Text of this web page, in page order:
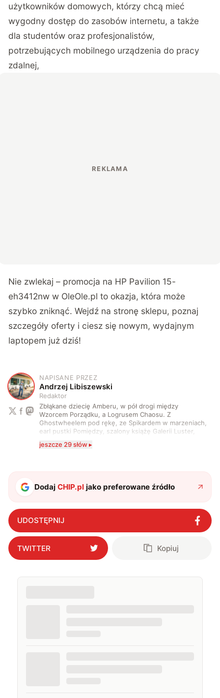
użytkowników domowych, którzy chcą mieć
wygodny dostęp do zasobów internetu, a także
dla studentów oraz profesjonalistów,
potrzebujących mobilnego urządzenia do pracy
zdalnej,
Nie zwlekaj – promocja na HP Pavilion 15-
eh3412nw w OleOle.pl to okazja, która może
szybko zniknąć. Wejdź na stronę sklepu, poznaj
szczegóły oferty i ciesz się nowym, wydajnym
laptopem już dziś!
A
NAPISANE PRZEZ
Andrzej Libiszewski
Redaktor
Zbłąkane dziecię Amberu, w pół drogi między
Wzorcem Porządku, a Logrusem Chaosu. Z
Ghostwheelem pod rękę, ze Spikardem w marzeniach,
earl pustki Pomiędzy, szalony książę Galerii Luster,
serio? Pisaniem o szeroko pojętej technice o zajmuję
i gram w gry :)
jeszcze 29 słów ▸
DodajCHIP.pl jako preferowane źródło
UDOSTĘPNIJ
TWITTER Kopiuj